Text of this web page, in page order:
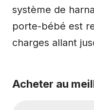
système de
porte-bébé est
charges allant
Acheter au